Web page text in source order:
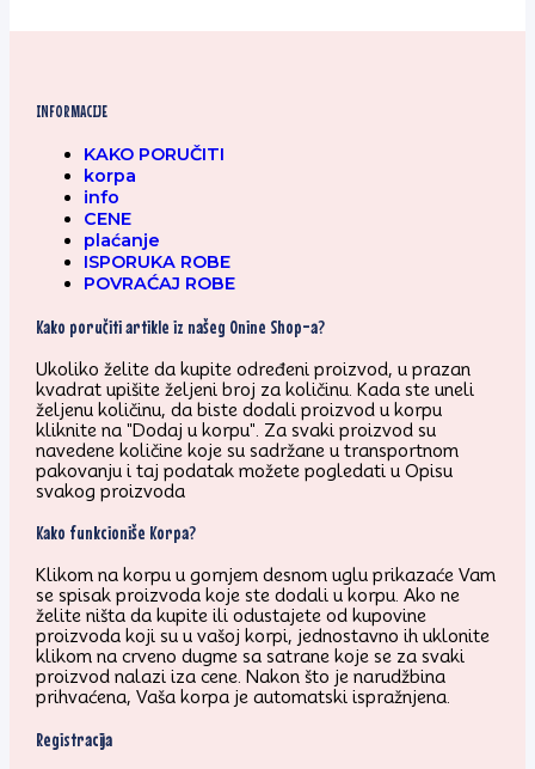
INFORMACIJE
KAKO PORUČITI
korpa
info
CENE
plaćanje
ISPORUKA ROBE
POVRAĆAJ ROBE
Kako poručiti artikle iz našeg Onine Shop-a?
Ukoliko želite da kupite određeni proizvod, u prazan
kvadrat upišite željeni broj za količinu. Kada ste uneli
željenu količinu, da biste dodali proizvod u korpu
kliknite na "Dodaj u korpu". Za svaki proizvod su
navedene količine koje su sadržane u transportnom
pakovanju i taj podatak možete pogledati u Opisu
svakog proizvoda
Kako funkcioniše Korpa?
Klikom na korpu u gornjem desnom uglu prikazaće Vam
se spisak proizvoda koje ste dodali u korpu. Ako ne
želite ništa da kupite ili odustajete od kupovine
proizvoda koji su u vašoj korpi, jednostavno ih uklonite
klikom na crveno dugme sa satrane koje se za svaki
proizvod nalazi iza cene. Nakon što je narudžbina
prihvaćena, Vaša korpa je automatski ispražnjena.
Registracija